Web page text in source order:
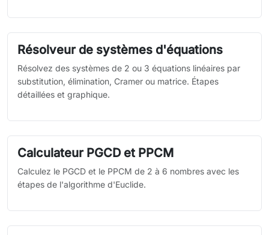
Résolveur de systèmes d'équations
Résolvez des systèmes de 2 ou 3 équations linéaires par
substitution, élimination, Cramer ou matrice. Étapes
détaillées et graphique.
Calculateur PGCD et PPCM
Calculez le PGCD et le PPCM de 2 à 6 nombres avec les
étapes de l'algorithme d'Euclide.